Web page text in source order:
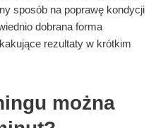
sposób na poprawę kondycji
dobrana forma
rezultaty w krótkim
można